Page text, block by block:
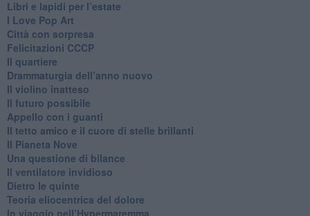
​Libri e lapidi per l’estate
​I Love Pop Art
Città con sorpresa
Felicitazioni CCCP
​Il quartiere
​Drammaturgia dell’anno nuovo
​Il violino inatteso
​Il futuro possibile
​Appello con i guanti
​Il tetto amico e il cuore di stelle brillanti
​Il Pianeta Nove
​Una questione di bilance
​Il ventilatore invidioso
​Dietro le quinte
​Teoria eliocentrica del dolore